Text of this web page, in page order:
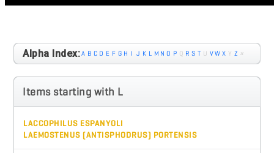
Alpha Index:A B C D E F G H I J K L M N O P Q R S T U VW X Y Z #
Items starting with L
LACCOPHILUS ESPANYOLI
LAEMOSTENUS (ANTISPHODRUS) PORTENSIS